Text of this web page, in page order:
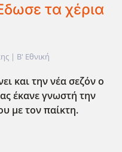
τα χέρια
| Β' Εθνική
και την νέα σεζόν ο
έκανε γνωστή την
με τον παίκτη.